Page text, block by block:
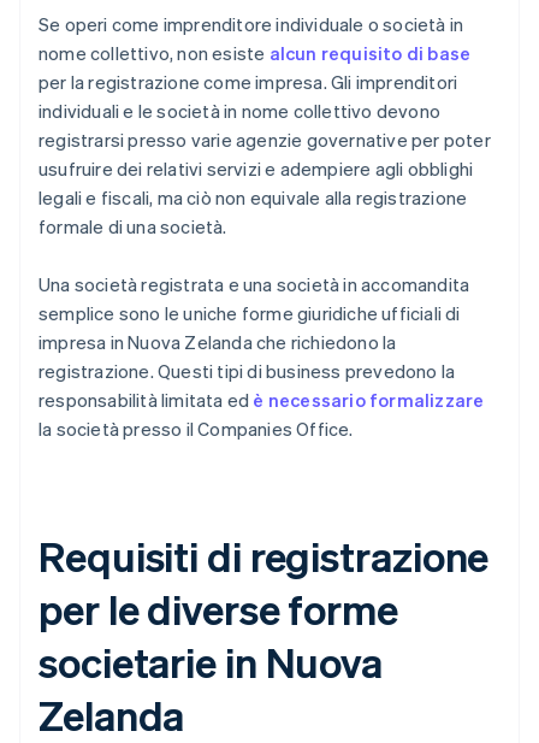
Se operi come imprenditore individuale o società in
nome collettivo, non esiste alcun requisito di base
per la registrazione come impresa. Gli imprenditori
individuali e le società in nome collettivo devono
registrarsi presso varie agenzie governative per poter
usufruire dei relativi servizi e adempiere agli obblighi
legali e fiscali, ma ciò non equivale alla registrazione
formale di una società.
Una società registrata e una società in accomandita
semplice sono le uniche forme giuridiche ufficiali di
impresa in Nuova Zelanda che richiedono la
registrazione. Questi tipi di business prevedono la
responsabilità limitata ed è necessario formalizzare
la società presso il Companies Office.
Requisiti di registrazione
per le diverse forme
societarie in Nuova
Zelanda